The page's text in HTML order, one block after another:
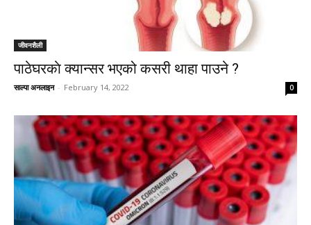
जीवनशैली
पाठेघरकाे क्यान्सर भएको कसरी थाहा पाउने ?
साल्पा अनलाइन - February 14, 2022 0